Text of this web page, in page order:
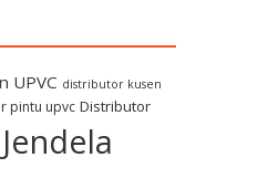
UPVC distributor kusen
pintu upvc Distributor